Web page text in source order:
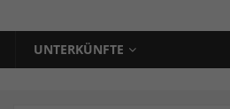
UNTERKÜNFTE